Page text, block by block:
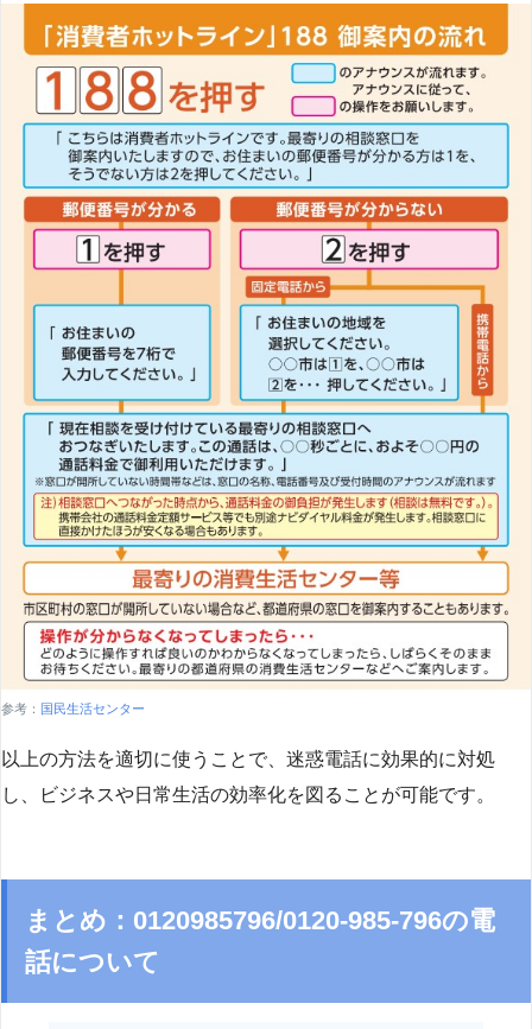
参考： 国民生活センター
以上の方法を適切に使うことで、迷惑電話に効果的に対処
し、ビジネスや日常生活の効率化を図ることが可能です。
まとめ：0120985796/0120-985-796の電
話について